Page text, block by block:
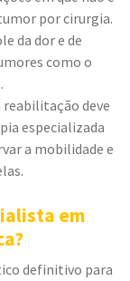
por cirurgia.
da dor e de
como o
.
deve
especializada
a mobilidade e
em
definitivo para